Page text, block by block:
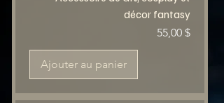
décor fantasy
Prix
55,00 $
Ajouter au panier